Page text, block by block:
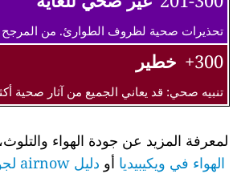
تحذيرات صحية لظروف الطوارئ. من المرجح
300+ خطير
تنبيه صحي: قد يعاني الجميع من آثار صحية
لمعرفة المزيد عن جودة الهواء
الهواء في ويكيبيدياأو دليل airnow لجودة الهواء وصحتك